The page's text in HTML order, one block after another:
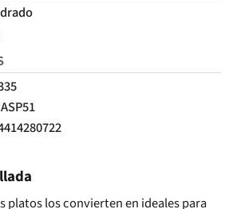
platos los convierten en ideales para